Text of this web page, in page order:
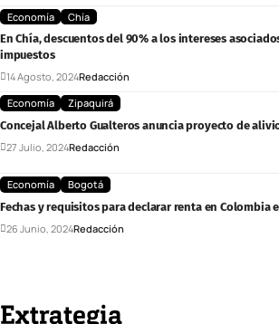
Economía
Chía
En Chía, descuentos del 90% a los intereses
impuestos
14 Agosto, 2024Redacción
Economía
Zipaquirá
Concejal Alberto Gualteros anuncia proyecto de
27 Julio, 2024Redacción
Economía
Bogotá
Fechas y requisitos para declarar renta en Colombia
26 Junio, 2024Redacción